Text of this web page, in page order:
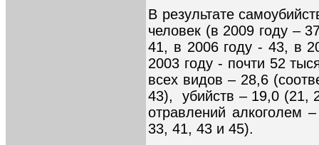
В результате
человек (в 2009 году –
41, в 2006 году - 43, в
2003 году - почти 52
всех видов – 28,6
43), убийств – 19,0 (21,
отравлений алкоголем
33, 41, 43 и 45).